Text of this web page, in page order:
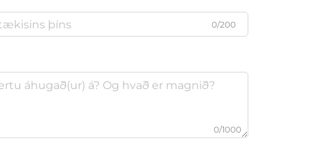
0/200
0/1000